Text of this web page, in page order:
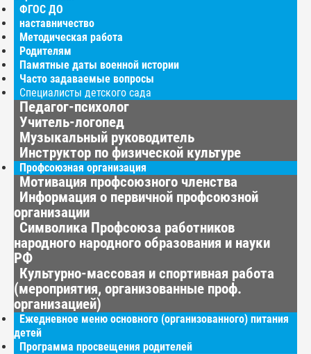
ФГОС ДО
наставничество
Методическая работа
Родителям
Памятные даты военной истории
Часто задаваемые вопросы
Специалисты детского сада
Педагог-психолог
Учитель-логопед
Музыкальный руководитель
Инструктор по физической культуре
Профсоюзная организация
Мотивация профсоюзного членства
Информация о первичной профсоюзной
организации
Символика Профсоюза работников
народного народного образования и науки
РФ
Культурно-массовая и спортивная работа
(мероприятия, организованные проф.
организацией)
Ежедневное меню основного (организованного) питания
детей
Программа просвещения родителей